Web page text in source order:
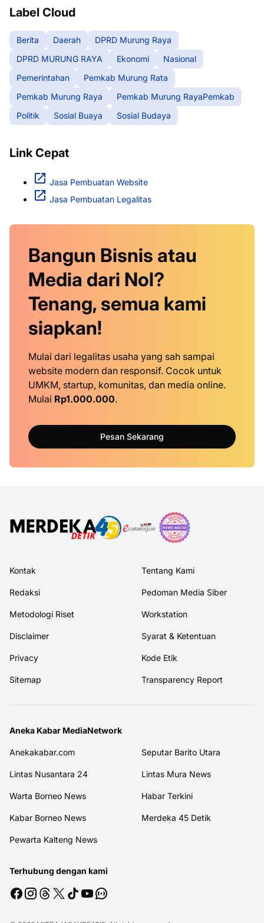
Label Cloud
Berita Daerah
DPRD Murung Raya
DPRD MURUNG RAYA
Ekonomi
Nasional
Pemerintahan
Pemkab Murung Rata
Pemkab Murung Raya
Pemkab Murung RayaPemkab
Politik
Sosial Buaya Sosial Budaya
Link Cepat
Jasa Pembuatan Website
Jasa Pembuatan Legalitas
Bangun Bisnis atau
Media dari Nol?
Tenang, semua kami
siapkan!
Mulai dari legalitas usaha yang sah sampai
website modern dan responsif. Cocok untuk
UMKM, startup, komunitas, dan media online.
Mulai Rp1.000.000.
Pesan Sekarang
Kontak Tentang Kami
Redaksi Pedoman Media Siber
Metodologi Riset Workstation
Disclaimer Syarat & Ketentuan
Privacy Kode Etik
Sitemap Transparency Report
Aneka Kabar MediaNetwork
Anekakabar.com Seputar Barito Utara
Lintas Nusantara 24 Lintas Mura News
Warta Borneo News Habar Terkini
Kabar Borneo News Merdeka 45 Detik
Pewarta Kalteng News
Terhubung dengan kami